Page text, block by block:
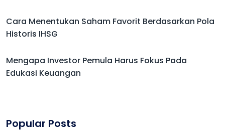
Cara Menentukan Saham Favorit Berdasarkan Pola
Historis IHSG
Mengapa Investor Pemula Harus Fokus Pada
Edukasi Keuangan
Popular Posts